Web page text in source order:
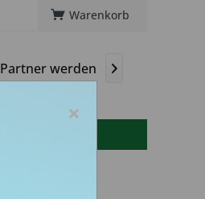
Warenkorb
Partner werden 
×